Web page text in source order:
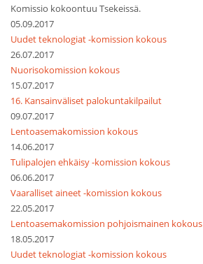
Komissio kokoontuu Tsekeissä.
05.09.2017
Uudet teknologiat -komission kokous
26.07.2017
Nuorisokomission kokous
15.07.2017
16. Kansainväliset palokuntakilpailut
09.07.2017
Lentoasemakomission kokous
14.06.2017
Tulipalojen ehkäisy -komission kokous
06.06.2017
Vaaralliset aineet -komission kokous
22.05.2017
Lentoasemakomission pohjoismainen kokous
18.05.2017
Uudet teknologiat -komission kokous